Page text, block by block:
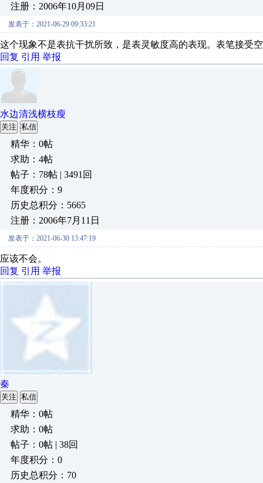
注册：2006年10月09日
发表于：2021-06-29 09:33:21
这个现象不是表抗干扰所致，是表灵敏度高的表现。表笔接受
回复 引用 举报
水边清浅横枝瘦
关注 私信
精华：0帖
求助：4帖
帖子：78帖 | 3491回
年度积分：9
历史总积分：5665
注册：2006年7月11日
发表于：2021-06-30 13:47:19
应该不会。
回复 引用 举报
秦
关注 私信
精华：0帖
求助：0帖
帖子：0帖 | 38回
年度积分：0
历史总积分：70